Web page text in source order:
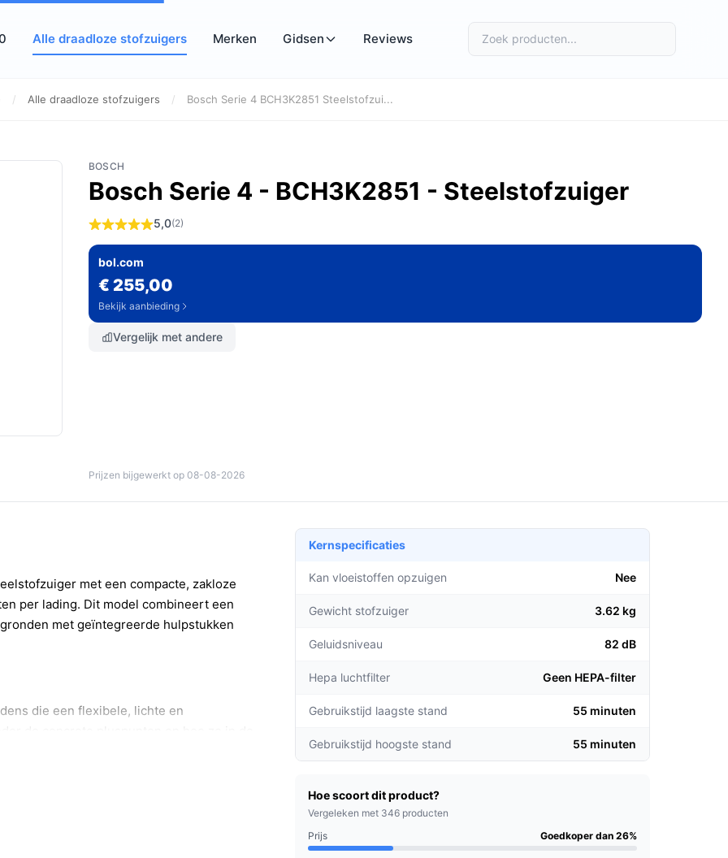
Alle draadloze stofzuigers Merken Gidsen Reviews
/ Alle draadloze stofzuigers / Bosch Serie 4 BCH3K2851 Steelstofzui...
BOSCH
Bosch Serie 4 - BCH3K2851 - Steelstofzuiger
5,0(2)
bol.com
€ 255,00
Bekijk aanbieding
Vergelijk met andere
Prijzen bijgewerkt op 08-08-2026
met een compacte, zakloze
per lading. Dit model combineert een
met geïntegreerde hulpstukken
die een flexibele, lichte en
Kernspecificaties
Kan vloeistoffen opzuigen Nee
Gewicht stofzuiger 3.62 kg
Geluidsniveau 82 dB
Hepa luchtfilter Geen HEPA-filter
Gebruikstijd laagste stand 55 minuten
Gebruikstijd hoogste stand 55 minuten
Hoe scoort dit product?
Vergeleken met 346 producten
Prijs
Goedkoper dan 26%